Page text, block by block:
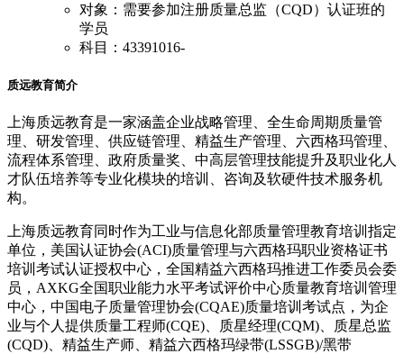
对象：需要参加注册质量总监（CQD）认证班的
学员
科目：43391016-
质远教育简介
上海质远教育是一家涵盖企业战略管理、全生命周期质量管
理、研发管理、供应链管理、精益生产管理、六西格玛管理、
流程体系管理、政府质量奖、中高层管理技能提升及职业化人
才队伍培养等专业化模块的培训、咨询及软硬件技术服务机
构。
上海质远教育同时作为工业与信息化部质量管理教育培训指定
单位，美国认证协会(ACI)质量管理与六西格玛职业资格证书
培训考试认证授权中心，全国精益六西格玛推进工作委员会委
员，AXKG全国职业能力水平考试评价中心质量教育培训管理
中心，中国电子质量管理协会(CQAE)质量培训考试点，为企
业与个人提供质量工程师(CQE)、质星经理(CQM)、质星总监
(CQD)、精益生产师、精益六西格玛绿带(LSSGB)/黑带